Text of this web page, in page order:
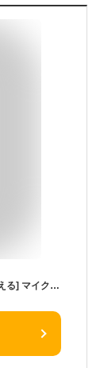
【7/1限定!!最大100%ポイントバック】[曲がって洗える] マイクロファイバー 洗車ブラシ ホイールブラシ ロングタイプ 洗車 タイヤ ホイール ブラシ 車 トラック グッズ 用品 バイク 柔らか 選べる 5色 全長40cm 青 黒 緑 橙色 クラフトワークス craftworks